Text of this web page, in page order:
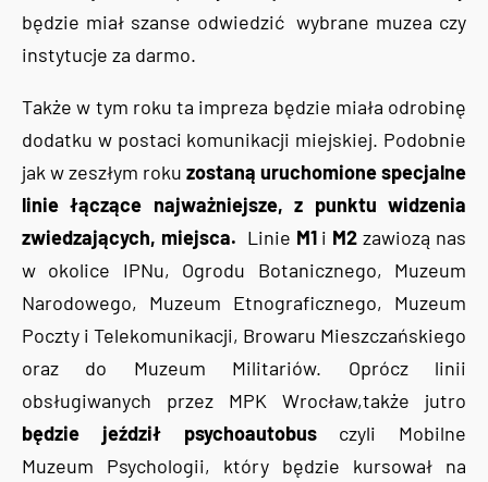
będzie miał szanse odwiedzić wybrane muzea czy
instytucje za darmo.
Także w tym roku ta impreza będzie miała odrobinę
dodatku w postaci komunikacji miejskiej. Podobnie
jak w zeszłym roku zostaną uruchomione specjalne
linie łączące najważniejsze, z punktu widzenia
zwiedzających, miejsca. Linie M1i M2 zawiozą nas
w okolice IPNu, Ogrodu Botanicznego, Muzeum
Narodowego, Muzeum Etnograficznego, Muzeum
Poczty i Telekomunikacji, Browaru Mieszczańskiego
oraz do Muzeum Militariów. Oprócz linii
obsługiwanych przez MPK Wrocław,także jutro
będzie jeździł psychoautobusczyli Mobilne
Muzeum Psychologii, który będzie kursował na